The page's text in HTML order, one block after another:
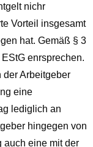
nichr
Vorteil insgesamt
hat. Gemäß § 3
enrsprechen.
der Arbeitgeber
eine
lediglich an
hingegen von
auch eine mit der